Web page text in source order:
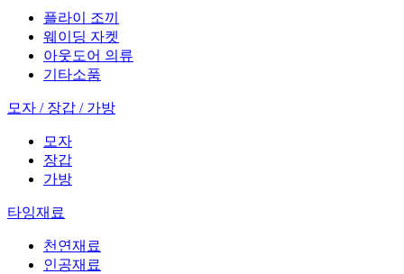
플라이 조끼
웨이딩 자켓
아웃도어 의류
기타소품
모자 / 장갑 / 가방
모자
장갑
가방
타잉재료
천연재료
인공재료